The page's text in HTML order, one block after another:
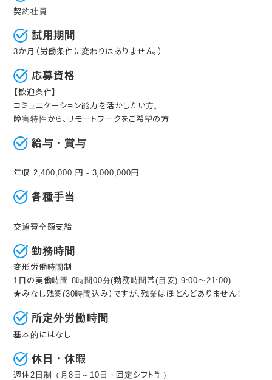
契約社員
試用期間
3か月（労働条件に変わりはありません。）
応募資格
【歓迎条件】
コミュニケーション能力を活かしたい方。
障害特性から、リモートワークをご希望の方
給与・賞与
年収 2,400,000 円 - 3,000,000円
各種手当
交通費全額支給
勤務時間
変形労働時間制
1日の実働時間 8時間00分(勤務時間帯(目安) 9:00～21:00)
★みなし残業(30時間込み）ですが、残業はほとんどありません！
所定外労働時間
基本的にはなし
休日・休暇
週休2日制（月8日～10日・固定シフト制）